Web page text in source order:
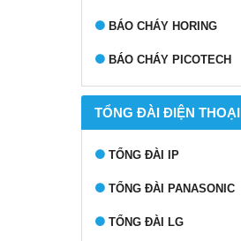
BÁO CHÁY HORING
BÁO CHÁY PICOTECH
TỔNG ĐÀI ĐIỆN THOẠI
TỔNG ĐÀI IP
TỔNG ĐÀI PANASONIC
TỔNG ĐÀI LG